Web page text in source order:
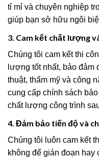
tỉ mỉ và chuyên nghiệp
giúp bạn sở hữu ngôi
3. Cam kết chất lượng
Chúng tôi cam kết thi
lượng tốt nhất, bảo đảm
thuật, thẩm mỹ và công
cung cấp chính sách
chất lượng công trình
4. Đảm bảo tiến độ và
Chúng tôi luôn cam kết
không để gián đoạn hay